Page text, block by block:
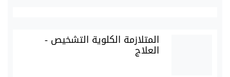
المتلازمة الكلوية التشخيص -
العلاج